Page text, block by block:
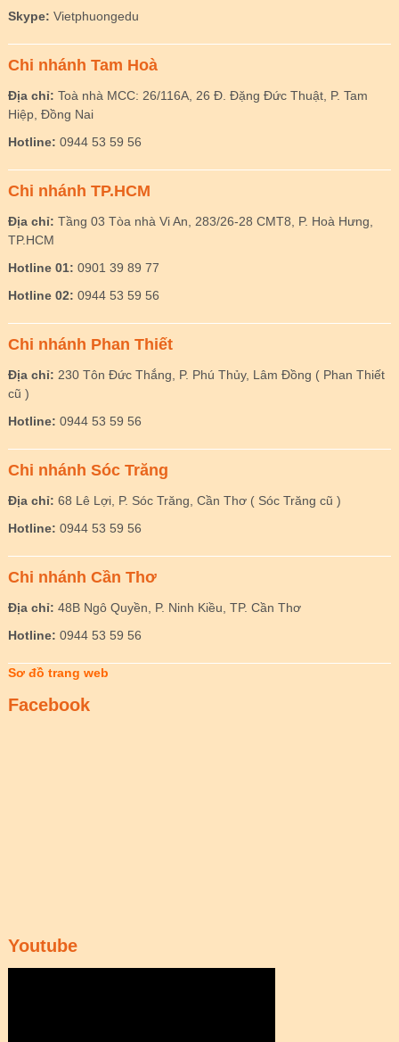
Skype: Vietphuongedu
Chi nhánh Tam Hoà
Địa chỉ: Toà nhà MCC: 26/116A, 26 Đ. Đặng Đức Thuật, P. Tam
Hiệp, Đồng Nai
Hotline: 0944 53 59 56
Chi nhánh TP.HCM
Địa chỉ: Tầng 03 Tòa nhà Vi An, 283/26-28 CMT8, P. Hoà Hưng,
TP.HCM
Hotline 01: 0901 39 89 77
Hotline 02: 0944 53 59 56
Chi nhánh Phan Thiết
Địa chỉ: 230 Tôn Đức Thắng, P. Phú Thủy, Lâm Đồng ( Phan Thiết
cũ )
Hotline: 0944 53 59 56
Chi nhánh Sóc Trăng
Địa chỉ: 68 Lê Lợi, P. Sóc Trăng, Cần Thơ ( Sóc Trăng cũ )
Hotline: 0944 53 59 56
Chi nhánh Cần Thơ
Địa chỉ: 48B Ngô Quyền, P. Ninh Kiều, TP. Cần Thơ
Hotline: 0944 53 59 56
Sơ đồ trang web
Facebook
Youtube